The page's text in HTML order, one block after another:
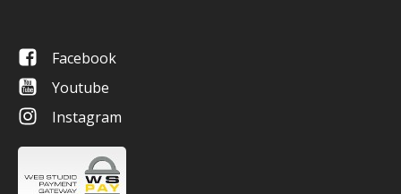
Facebook
Youtube
Instagram